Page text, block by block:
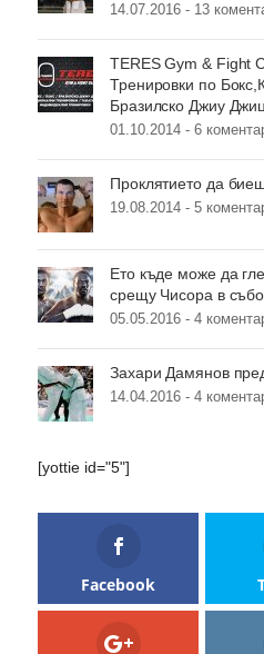
14.07.2016 - 13
TERES Gym & Fight
Тренировки по
Бразилско Джиу
01.10.2014 - 6
Проклятието да
19.08.2014 - 5
Ето къде може да
срещу Чисора в
05.05.2016 - 4
Захари Дамянов
14.04.2016 - 4
[yottie id="5"]
Facebook